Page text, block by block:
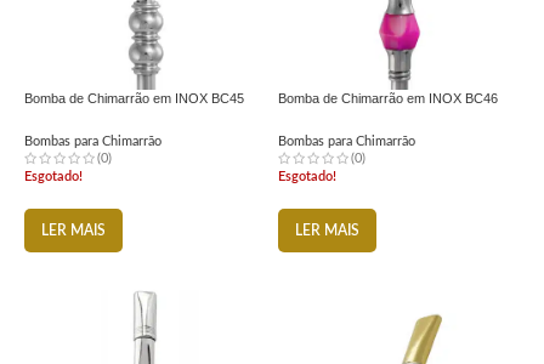
Bomba de Chimarrão em INOX BC45
Bombas para Chimarrão
(0)
Esgotado!
LER MAIS
Bomba de Chimarrão em INOX BC46
Bombas para Chimarrão
(0)
Esgotado!
LER MAIS